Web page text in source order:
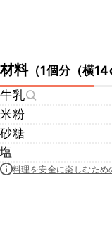
材料（1個分（横
牛乳
米粉
砂糖
塩
料理を安全に楽しむため